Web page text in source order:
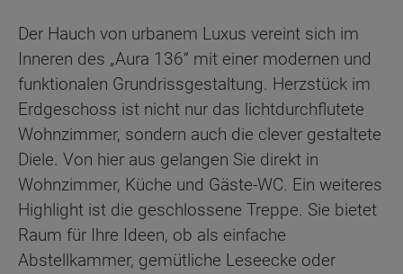
Der Hauch von urbanem Luxus vereint sich im
Inneren des „Aura 136“ mit einer modernen und
funktionalen Grundrissgestaltung. Herzstück im
Erdgeschoss ist nicht nur das lichtdurchflutete
Wohnzimmer, sondern auch die clever gestaltete
Diele. Von hier aus gelangen Sie direkt in
Wohnzimmer, Küche und Gäste-WC. Ein weiteres
Highlight ist die geschlossene Treppe. Sie bietet
Raum für Ihre Ideen, ob als einfache
Abstellkammer, gemütliche Leseecke oder